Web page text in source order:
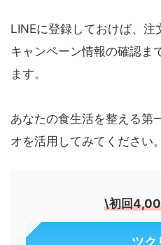
LINEに登録しておけば、
キャンペーン情報の確認ま
ます。
あなたの食生活を整える第
オを活用してみてください。
\初回
ツク